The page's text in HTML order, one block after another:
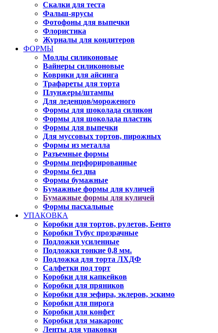
Скалки для теста
Фальш-ярусы
Фотофоны для выпечки
Флористика
Журналы для кондитеров
ФОРМЫ
Молды силиконовые
Вайнеры силиконовые
Коврики для айсинга
Трафареты для торта
Плунжеры/штампы
Для леденцов/мороженого
Формы для шоколада силикон
Формы для шоколада пластик
Формы для выпечки
Для муссовых тортов, пирожных
Формы из металла
Разъемные формы
Формы перфорированные
Формы без дна
Формы бумажные
Бумажные формы для куличей
Бумажные формы для куличей
Формы пасхальные
УПАКОВКА
Коробки для тортов, рулетов, Бенто
Коробки Тубус прозрачные
Подложки усиленные
Подложки тонкие 0,8 мм.
Подложка для торта ЛХДФ
Салфетки под торт
Коробки для капкейков
Коробки для пряников
Коробки для зефира, эклеров, эскимо
Коробки для пирога
Коробки для конфет
Коробки для макаронс
Ленты для упаковки